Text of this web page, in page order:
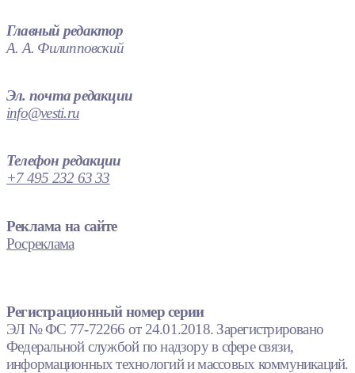
Главный редактор
А. А. Филипповский
Эл. почта редакции
info@vesti.ru
Телефон редакции
+7 495 232 63 33
Реклама на сайте
Росреклама
Регистрационный номер серии
ЭЛ № ФС 77-72266 от 24.01.2018. Зарегистрировано
Федеральной службой по надзору в сфере связи,
информационных технологий и массовых коммуникаций.